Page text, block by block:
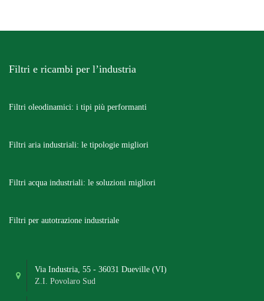
Filtri e ricambi per l’industria
Filtri oleodinamici: i tipi più performanti
Filtri aria industriali: le tipologie migliori
Filtri acqua industriali: le soluzioni migliori
Filtri per autotrazione industriale
Via Industria, 55 - 36031 Dueville (VI)
Z.I. Povolaro Sud